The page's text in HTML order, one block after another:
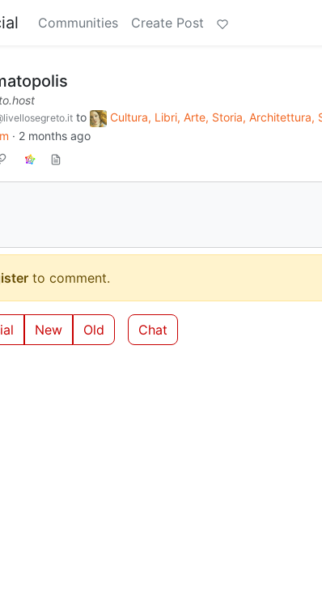
Communities Create Post
to
Cultura, Libri, Arte, Storia, Architettura,
· 2 months ago
to comment.
New Old Chat